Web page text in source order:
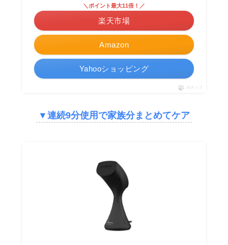
Amazon
＼ポイント最大11倍！／
楽天市場
Yahooショッピング
ポチップ
▼ 連続9分使用で家族分まとめてケア